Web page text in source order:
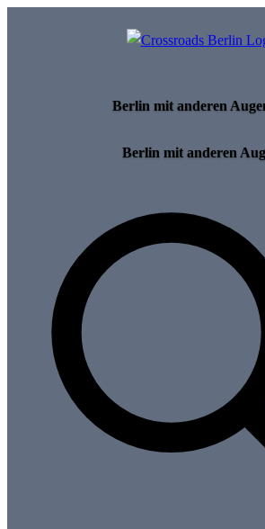
Berlin mit anderen
Berlin mit anderen